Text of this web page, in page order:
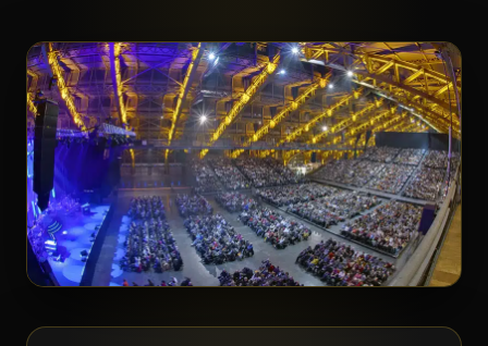
CONTACT PROD
ESPACE PRO ▾